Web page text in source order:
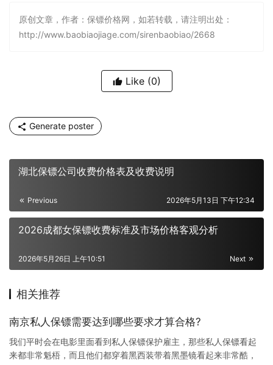
原创文章，作者：保镖价格网，如若转载，请注明出处：
http://www.baobiaojiage.com/sirenbaobiao/2668
Like (0)
Generate poster
湖北保镖公司收费价格表及收费说明
Previous 2026年5月13日 下午12:34
2026成都女保镖收费标准及市场价格客观分析
Next
2026年5月26日 上午10:51
相关推荐
南京私人保镖需要达到哪些要求才算合格?
我们平时会在电影里面看到私人保镖保护雇主，那些私人保镖看起
来都非常魁梧，而且他们都穿着黑西装带着黑墨镜看起来非常酷，